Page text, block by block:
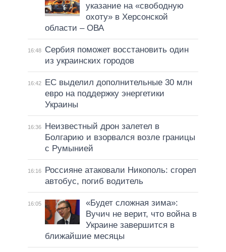
указание на «свободную
охоту» в Херсонской
области – ОВА
16:48
Сербия поможет восстановить один
из украинских городов
16:42
ЕС выделил дополнительные 30 млн
евро на поддержку энергетики
Украины
16:36
Неизвестный дрон залетел в
Болгарию и взорвался возле границы
с Румынией
16:16
Россияне атаковали Никополь: сгорел
автобус, погиб водитель
16:05
«Будет сложная зима»:
Вучич не верит, что война в
Украине завершится в
ближайшие месяцы